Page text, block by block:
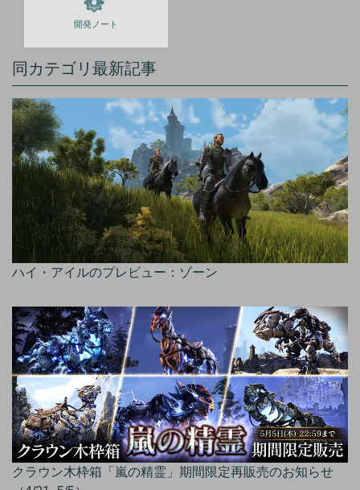
開発ノート
同カテゴリ最新記事
ハイ・アイルのプレビュー：ゾーン
クラウン木枠箱「嵐の精霊」期間限定再販売のお知らせ